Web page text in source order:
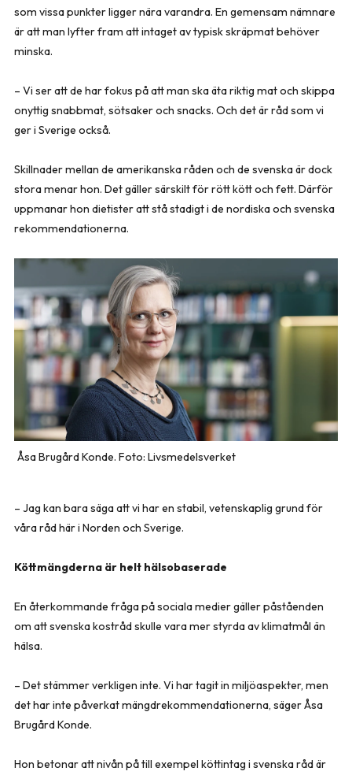
som vissa punkter ligger nära varandra. En gemensam nämnare
är att man lyfter fram att intaget av typisk skräpmat behöver
minska.
– Vi ser att de har fokus på att man ska äta riktig mat och skippa
onyttig snabbmat, sötsaker och snacks. Och det är råd som vi
ger i Sverige också.
Skillnader mellan de amerikanska råden och de svenska är dock
stora menar hon. Det gäller särskilt för rött kött och fett. Därför
uppmanar hon dietister att stå stadigt i de nordiska och svenska
rekommendationerna.
Åsa Brugård Konde. Foto: Livsmedelsverket
– Jag kan bara säga att vi har en stabil, vetenskaplig grund för
våra råd här i Norden och Sverige.
Köttmängderna är helt hälsobaserade
En återkommande fråga på sociala medier gäller påståenden
om att svenska kostråd skulle vara mer styrda av klimatmål än
hälsa.
– Det stämmer verkligen inte. Vi har tagit in miljöaspekter, men
det har inte påverkat mängdrekommendationerna, säger Åsa
Brugård Konde.
Hon betonar att nivån på till exempel köttintag i svenska råd är